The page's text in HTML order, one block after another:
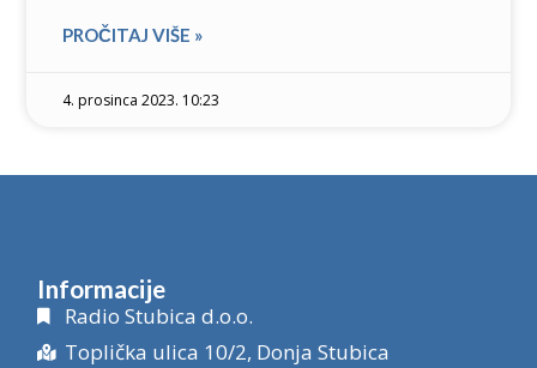
PROČITAJ VIŠE »
4. prosinca 2023. 10:23
Informacije
Radio Stubica d.o.o.
Toplička ulica 10/2, Donja Stubica